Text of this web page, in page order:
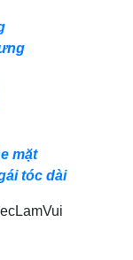
mặt
tóc dài